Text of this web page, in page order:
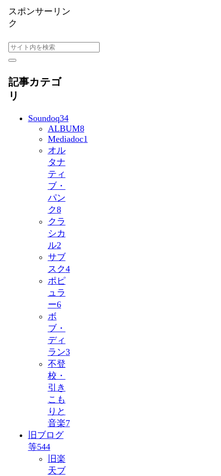
スポンサーリン
ク
記事カテゴ
リ
Soundoq34
ALBUM8
Mediadoc1
オル
タナ
ティ
ブ・
パン
ク8
クラ
シカ
ル2
サブ
スク4
ポピ
ュラ
ー6
ボ
ブ・
ディ
ラン3
不登
校・
引き
こも
りと
音楽7
旧ブログ
等544
旧楽
天ブ